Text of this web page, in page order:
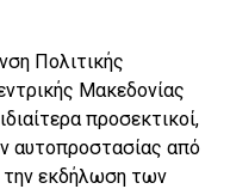
Πολιτικής
Μακεδονίας
προσεκτικοί,
αυτοπροστασίας από
την εκδήλωση των